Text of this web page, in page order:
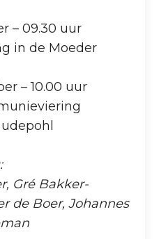
– 09.30 uur
in de Moeder
– 10.00 uur
Gré Bakker-
de Boer, Johannes